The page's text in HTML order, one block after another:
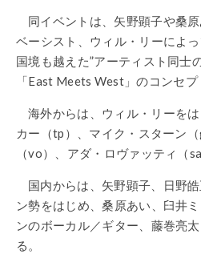
同イベントは、矢野顕子や桑
ベーシスト、ウィル・リーによ
国境も越えた”アーティスト同士
「East Meets West 」のコンセプ
海外からは、ウィル・リーを
カー（tp ）、マイク・スターン（
（vo）、アダ・ロヴァッティ（
国内からは、矢野顕子、日野
ン勢をはじめ、桑原あい、臼井
ンのボーカル／ギター、藤巻亮
る。